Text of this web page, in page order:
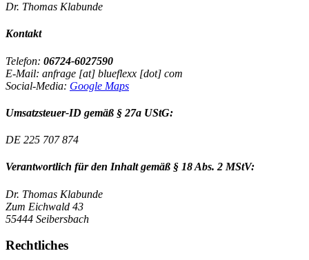
Dr. Thomas Klabunde
Kontakt
Telefon: 06724-6027590
E-Mail: anfrage [at] blueflexx [dot] com
Social-Media: Google Maps
Umsatzsteuer-ID gemäß § 27a UStG:
DE 225 707 874
Verantwortlich für den Inhalt gemäß § 18 Abs. 2 MStV:
Dr. Thomas Klabunde
Zum Eichwald 43
55444 Seibersbach
Rechtliches